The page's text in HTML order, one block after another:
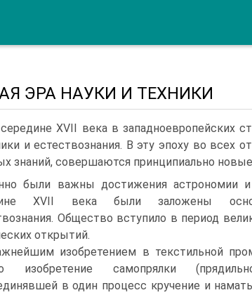
ЭРА НАУКИ И ТЕХНИКИ
XVII века в западноевропейских
и естествознания. В эту эпоху во всех
знаний, совершаются принципиально
были важны достижения астро­номии
XVII века были зало­жены
Общество всту­пило в период
от­крытий.
изобретением в текстильной
изобретение самопрялки
в один процесс кручение и